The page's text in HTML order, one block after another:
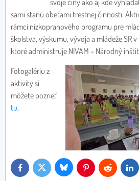
svoje činy ako aj kde
sami stanú obeťami trestnej činnosti.
rámci nízkoprahového programu pre
školstva, výskumu, vývoja a mládeže SR
ktoré administruje NIVAM – Národný
Fotogalériu z
aktivity si
môžete pozrieť
tu.
FacebookTwitter Bluesky PinterestReddit